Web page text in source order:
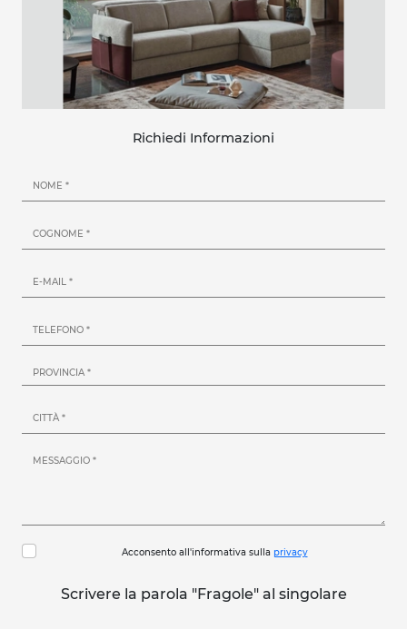
Richiedi Informazioni
Acconsento all'informativa sulla privacy
Scrivere la parola "Fragole" al singolare